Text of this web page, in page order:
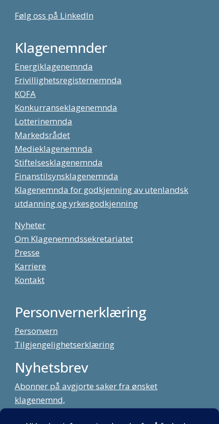
Følg oss på LinkedIn
Klagenemnder
Energiklagenemnda
Frivillighetsregisternemnda
KOFA
Konkurranseklagenemnda
Lotterinemnda
Markedsrådet
Medieklagenemnda
Stiftelsesklagenemnda
Finanstilsynsklagenemnda
Klagenemnda for godkjenning av utenlandsk
utdanning og yrkesgodkjenning
Nyheter
Om Klagenemndssekretariatet
Presse
Karriere
Kontakt
Personvernerklæring
Personvern
Tilgjengelighetserklæring
Nyhetsbrev
Abonner på avgjorte saker fra ønsket
klagenemnd,